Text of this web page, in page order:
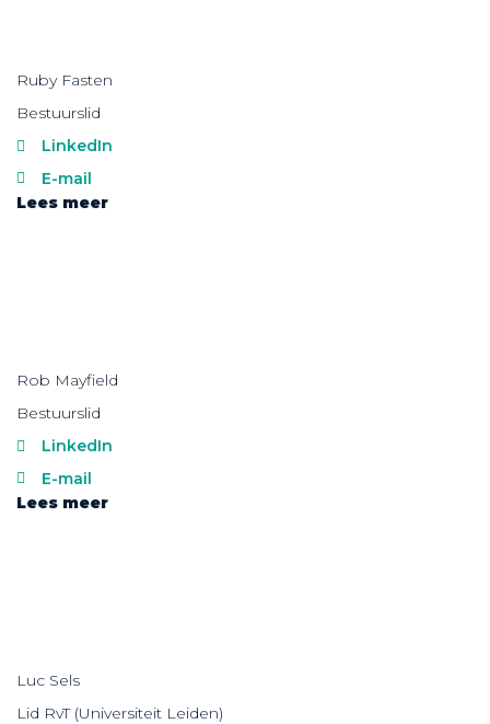
Ruby Fasten
Bestuurslid
LinkedIn
E-mail
Lees meer
Rob Mayfield
Bestuurslid
LinkedIn
E-mail
Lees meer
Luc Sels
Lid RvT (Universiteit Leiden)